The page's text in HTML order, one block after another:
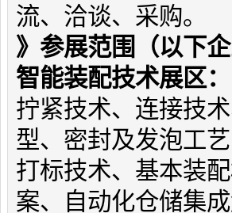
流、洽谈、采购。
》参展范围（以下
智能装配技术展区：
拧紧技术、连接技
型、密封及发泡工
打标技术、基本装
案、自动化仓储集